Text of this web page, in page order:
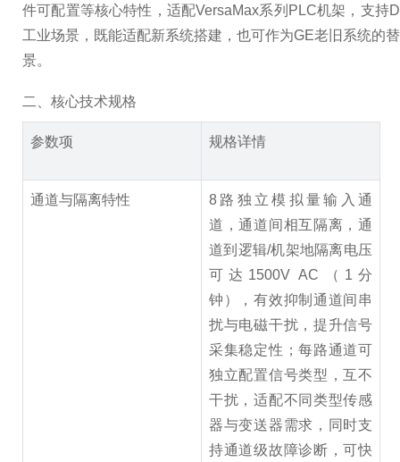
件可配置等核心特性，适配VersaMax系列PLC机架，支
工业场景，既能适配新系统搭建，也可作为GE老旧系统的
景。
二、核心技术规格
参数项 规格详情
通道与隔离特性
8路独立模拟量输入通
道，通道间相互隔离，通
道到逻辑/机架地隔离电压
可达1500V AC（1分
钟），有效抑制通道间串
扰与电磁干扰，提升信号
采集稳定性；每路通道可
独立配置信号类型，互不
干扰，适配不同类型传感
器与变送器需求，同时支
持通道级故障诊断，可快